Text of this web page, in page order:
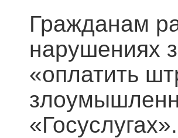
Гражданам
нарушениях
«оплатить
«Госуслугах».